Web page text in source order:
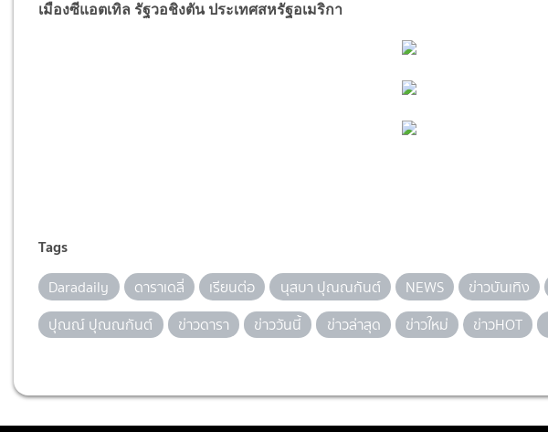
เมืองซีแอตเทิล รัฐวอชิงตัน ประเทศสหรัฐอเมริกา
Tags
Daradaily ดาราเดลี่ เรียนต่อ นุสบา ปุณณกันต์ NEWS ข่าวบันเทิง
ปุณณ์ ปุณณกันต์
ข่าวดารา ข่าววันนี้ ข่าวล่าสุด ข่าวใหม่ ข่าวHOT